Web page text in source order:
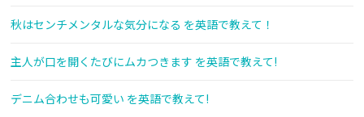
秋はセンチメンタルな気分になる を英語で教えて！
主人が口を開くたびにムカつきます を英語で教えて!
デニム合わせも可愛い を英語で教えて!